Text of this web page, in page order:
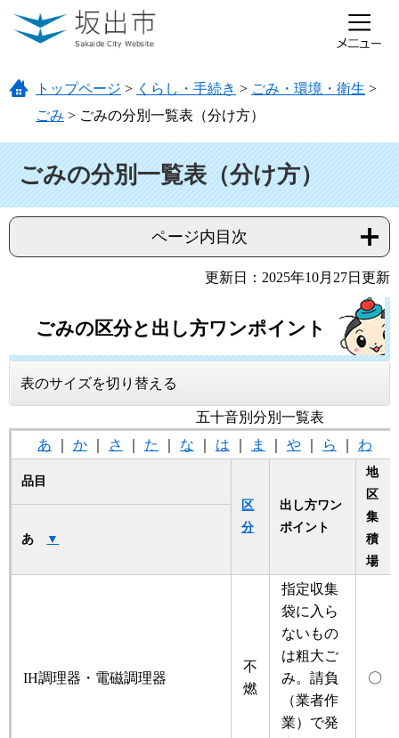
ページの先頭です。
メニューを飛ばして本文へ
トップページ > くらし・手続き > ごみ・環境・衛生 >
ごみ > ごみの分別一覧表（分け方）
ごみの分別一覧表（分け方）
ページ内目次
更新日：2025年10月27日更新
ごみの区分と出し方ワンポイント
表のサイズを切り替える
五十音別分別一覧表
あ
か｜ さ た な は ま や｜ ら わ
品目
区
分
出し方ワン
ポイント
地
区
集
積
場
あ ▼
IH調理器・電磁調理器
不
燃
指定収集
袋に入ら
ないもの
は粗大ご
み。請負
（業者作
業）で発
〇